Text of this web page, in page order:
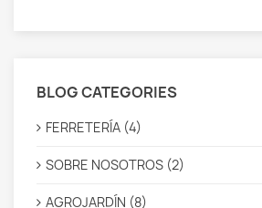
BLOG CATEGORIES
FERRETERÍA (4)
SOBRE NOSOTROS (2)
AGROJARDÍN (8)